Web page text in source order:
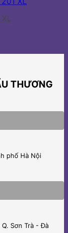
THƯƠNG
phố Hà Nội
Sơn Trà - Đà